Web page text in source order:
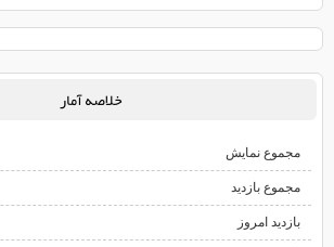
خلاصه آمار
مجموع نمایش‌
مجموع بازدید
بازدید امروز